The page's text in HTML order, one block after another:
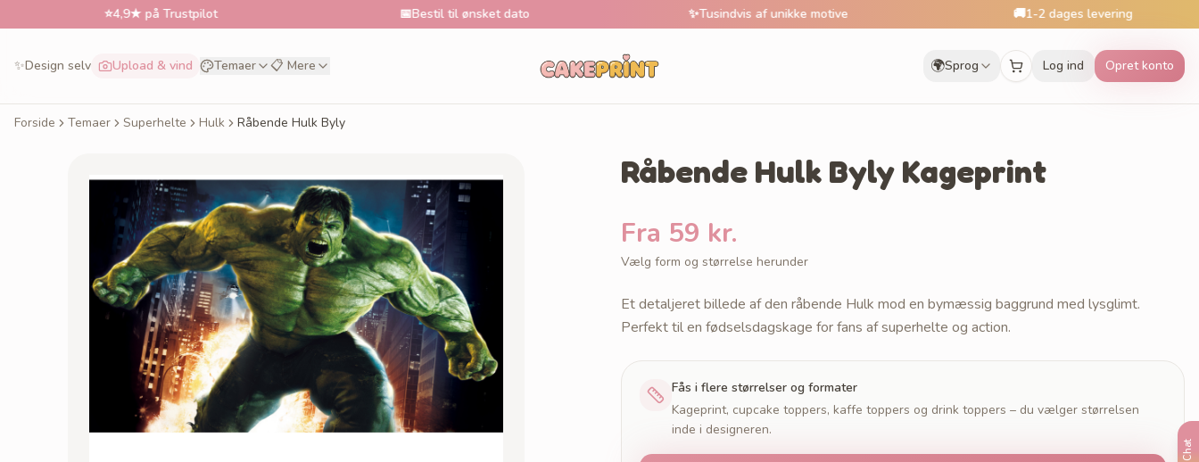
Chat
4,9★ på Trustpilot Bestil til ønsket dato Tusindvis af unikke motive 1-2 dages levering
✨Design selv Upload & vind Temaer 📋 Mere 🌍Sprog Log ind Opret konto
Forside Temaer Superhelte Hulk Råbende Hulk Byly
Råbende Hulk Byly Kageprint
Fra 59 kr.
Vælg form og størrelse herunder
Et detaljeret billede af den råbende Hulk mod en bymæssig baggrund med lysglimt.
Perfekt til en fødselsdagskage for fans af superhelte og action.
Fås i flere størrelser og formater
Kageprint, cupcake toppers, kaffe toppers og drink toppers – du vælger størrelsen
inde i designeren.